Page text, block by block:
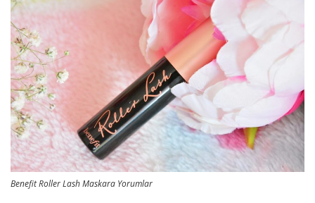
Benefit Roller Lash Maskara Yorumlar